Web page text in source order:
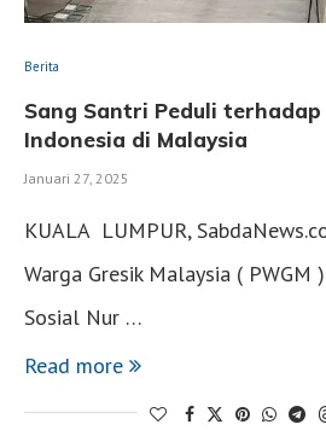
Berita
Sang Santri Peduli
Indonesia di Malaysia
Januari 27, 2025
KUALA LUMPUR,
Warga Gresik Malaysia (
Sosial Nur …
Read more